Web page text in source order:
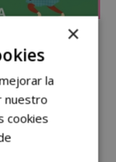
×
la
nuestro
cookies